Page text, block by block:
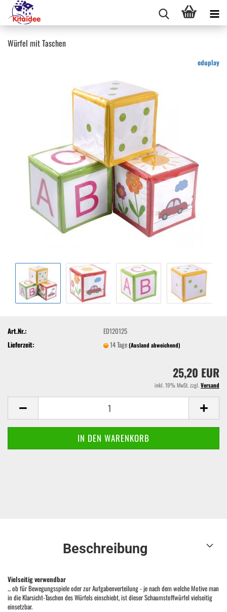
Würfel mit Taschen
eduplay
Art.Nr.:
ED120125
Lieferzeit:
14 Tage(Ausland abweichend)
25,20 EUR
inkl. 19% MwSt. zzgl.Versand
Beschreibung
Vielseitig verwendbar
... ob für Bewegungsspiele oder zur Aufgabenverteilung - je nach dem welche Motive man
in die Klarsicht-Taschen des Würfels einschiebt, ist dieser Schaumstoffwürfel vielseitig
einsetzbar.